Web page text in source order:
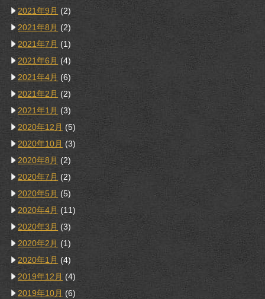
2021年9月 (2)
2021年8月 (2)
2021年7月 (1)
2021年6月 (4)
2021年4月 (6)
2021年2月 (2)
2021年1月 (3)
2020年12月 (5)
2020年10月 (3)
2020年8月 (2)
2020年7月 (2)
2020年5月 (5)
2020年4月 (11)
2020年3月 (3)
2020年2月 (1)
2020年1月 (4)
2019年12月 (4)
2019年10月 (6)